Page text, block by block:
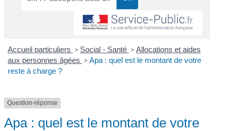
Accueil particuliers > Social - Santé > Allocations et aides
aux personnes âgées > Apa : quel est le montant de votre
reste à charge ?
Question-réponse
Apa : quel est le montant de votre